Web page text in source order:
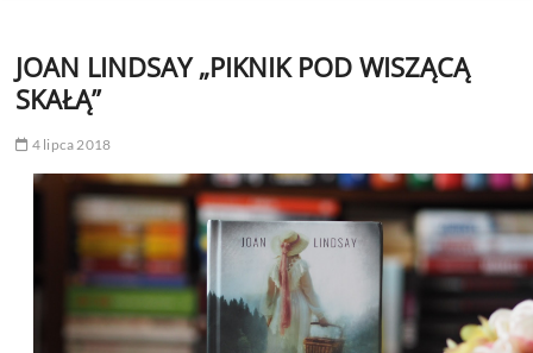
JOAN LINDSAY „PIKNIK POD WISZĄCĄ
SKAŁĄ”
4 lipca 2018